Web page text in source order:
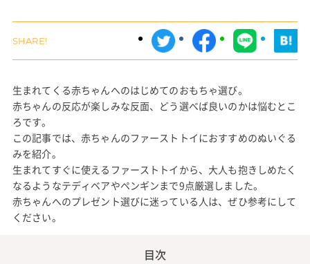
生まれてくる赤ちゃんへのはじめてのおもちゃ選び。
赤ちゃんの反応が楽しみな反面、どう選べば良いのかは悩むとこ
ろです。
この記事では、赤ちゃんのファーストトイにおすすめのぬいぐる
みを紹介。
生まれてすぐに使えるファーストトイから、大人も抱きしめたく
なるようなテディベアやペンギンまで9点厳選しました。
赤ちゃんへのプレゼント選びに迷っている人は、ぜひ参考にして
ください。
目次